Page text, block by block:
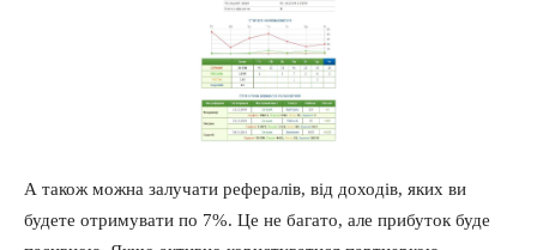
А також можна залучати рефералів, від доходів, яких ви
будете отримувати по 7%. Це не багато, але прибуток буде